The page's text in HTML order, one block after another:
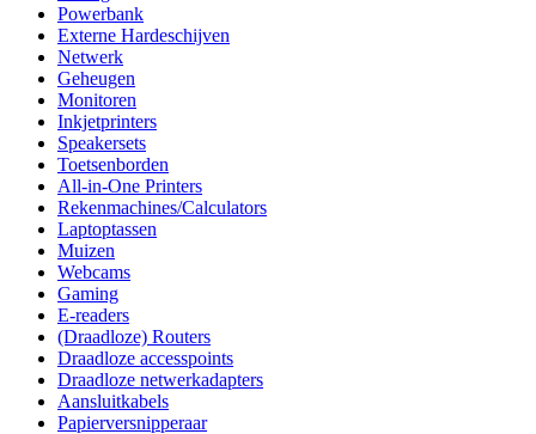
Powerbank
Externe Hardeschijven
Netwerk
Geheugen
Monitoren
Inkjetprinters
Speakersets
Toetsenborden
All-in-One Printers
Rekenmachines/Calculators
Laptoptassen
Muizen
Webcams
Gaming
E-readers
(Draadloze) Routers
Draadloze accesspoints
Draadloze netwerkadapters
Aansluitkabels
Papierversnipperaar